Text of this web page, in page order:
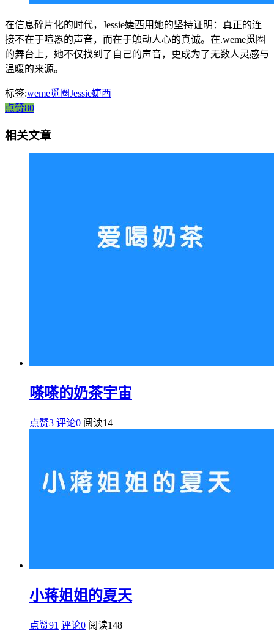
在信息碎片化的时代，Jessie婕西用她的坚持证明：真正的连
接不在于喧嚣的声音，而在于触动人心的真诚。在.weme觅圈
的舞台上，她不仅找到了自己的声音，更成为了无数人灵感与
温暖的来源。
标签:weme觅圈Jessie婕西
点赞80
相关文章
嗏嗏的奶茶宇宙
点赞3 评论0 阅读14
小蒋姐姐的夏天
点赞91 评论0 阅读148